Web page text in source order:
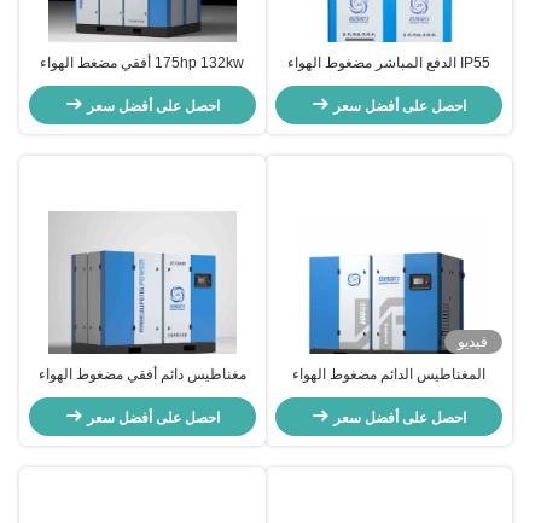
IP55 الدفع المباشر مضغوط الهواء
المسمار مرحلتين التحكم في PLC
التبريد الهوائي / الماء
احصل على أفضل سعر
175hp 132kw أفقي مضغط الهواء
المسمار مرحلتين مضغط المغناطيس
الدائم
احصل على أفضل سعر
فيديو
المغناطيس الدائم مضغوط الهواء
مزدوج المراحل IP65 أفقي 380V /
50Hz
احصل على أفضل سعر
مغناطيس دائم أفقي مضغوط الهواء
مزدوج المرحلة 120 حصان 90kw
احصل على أفضل سعر